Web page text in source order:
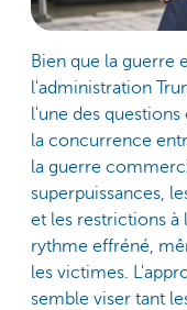
Bien que la guerre
l'administration
l'une des
la concurrence
la guerre
superpuissances,
et les restrictions à
rythme effréné,
les victimes.
semble viser tant